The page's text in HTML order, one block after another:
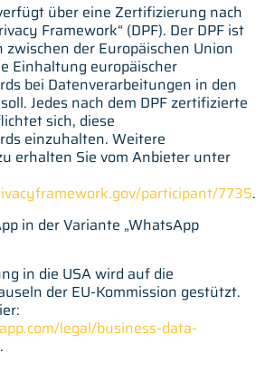
über eine Zertifizierung nach
Framework“ (DPF). Der DPF ist
zwischen der Europäischen Union
Einhaltung europäischer
bei Datenverarbeitungen in den
Jedes nach dem DPF zertifizierte
sich, diese
einzuhalten. Weitere
erhalten Sie vom Anbieter unter
participant/7735.
in der Variante „WhatsApp
in die USA wird auf die
der EU-Kommission gestützt.
legal/business-data-
.